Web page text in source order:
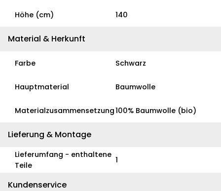
Höhe (cm) 140
Material & Herkunft
Farbe Schwarz
Hauptmaterial Baumwolle
Materialzusammensetzung100% Baumwolle (bio)
Lieferung & Montage
Lieferumfang - enthaltene
Teile
1
Kundenservice